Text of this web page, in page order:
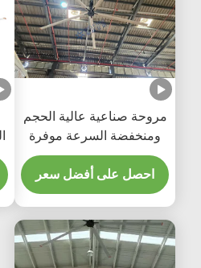
عالية الحجم
السرعة موفرة
للطاقة بمحرك PMSM ذي
بدون تروس
أفضل سعر
الصناعية فائقة
7.3 متر
احصل على